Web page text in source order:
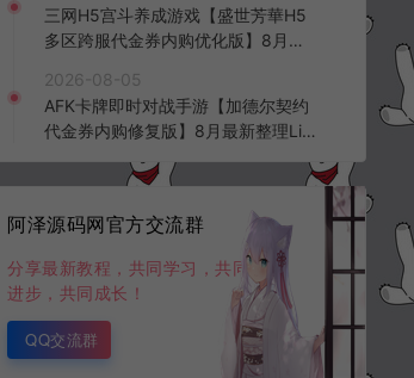
三网H5宫斗养成游戏【盛世芳華H5
多区跨服代金券内购优化版】8月最
台+全资源安卓+详细搭建教程+视频
教程
2026-08-05
AFK卡牌即时对战手游【加德尔契约
代金券内购修复版】8月最新整理Lin
K授权后台+安卓苹果双端+详细搭建
阿泽源码网官方交流群
分享最新教程，共同学习，共同
进步，共同成长！
QQ交流群